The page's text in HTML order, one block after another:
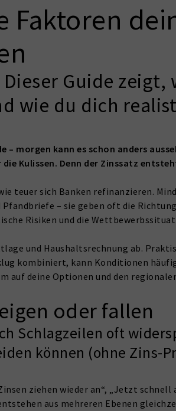
Faktoren
Guide zeigt,
wie du dich
morgen kann es schon anders
Kulissen. Denn der Zinssatz
teuer sich Banken refinanzieren.
– sie geben oft die
Risiken und die
und Haushaltsrechnung ab.
kombiniert, kann Konditionen
auf deine Optionen und den
oder fallen
Schlagzeilen oft
können (ohne Zins-
ziehen wieder an“, „Jetzt schnell
aus mehreren Ebenen